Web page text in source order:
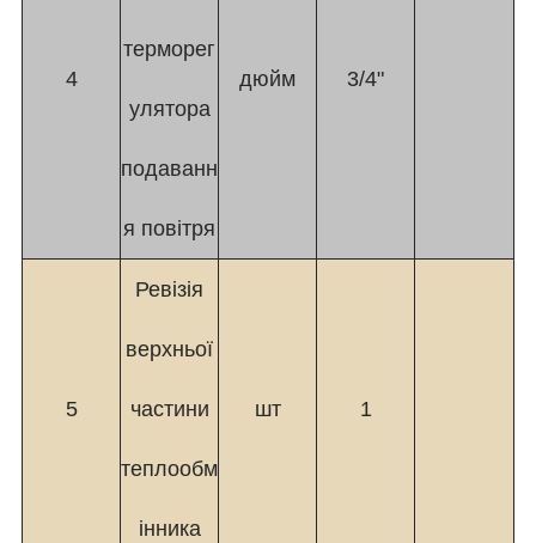
4
терморег
улятора
подаванн
я повітря
дюйм 3/4"
5
Ревізія
верхньої
частини
теплообм
інника
шт 1